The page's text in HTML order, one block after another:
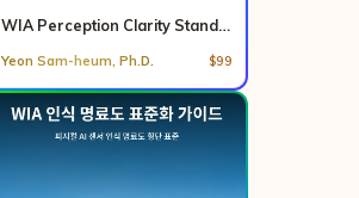
WIA Perception Clarity Standard Guide (EN)
Yeon Sam-heum, Ph.D. $99